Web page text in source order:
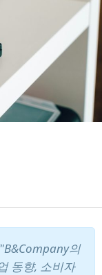
의
동향, 소비자